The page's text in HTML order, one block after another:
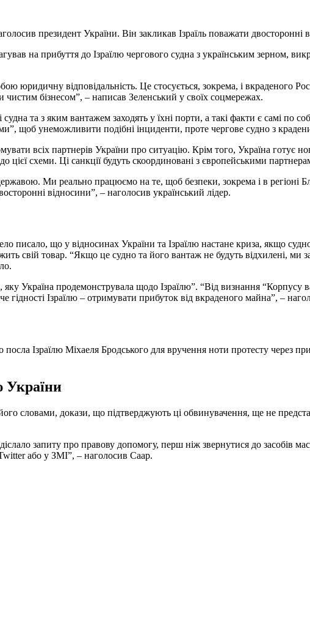
президент України. Він закликав Ізраїль поважати двосторонні
на прибуття до Ізраїлю чергового судна з українським зерном,
юридичну відповідальність. Це стосується, зокрема, і вкраденого
бізнесом”, – написав Зеленський у своїх соцмережах.
та з яким вантажем заходять у їхні порти, а такі факти є самі по
щоб унеможливити подібні інциденти, проте чергове судно з
всіх партнерів України про ситуацію. Крім того, Україна готує
цієї схеми. Ці санкції будуть скоординовані з європейськими
Ми реально працюємо на те, щоб безпеки, зокрема і в регіоні
відносини”, – наголосив український лідер.
писало, що у відносинах України та Ізраїлю настане криза, якщо
свій товар. “Якщо це судно та його вантаж не будуть відхилені, ми
Україна продемонструвала щодо Ізраїлю”. “Від визнання “Корпусу
Ізраїлю – отримувати прибуток від вкраденого майна”, –
Ізраїлю Міхаеля Бродського для вручення ноти протесту через
України
словами, докази, що підтверджують ці обвинувачення, ще не
запиту про правову допомогу, перш ніж звернутися до засобів
або у ЗМІ”, – наголосив Саар.